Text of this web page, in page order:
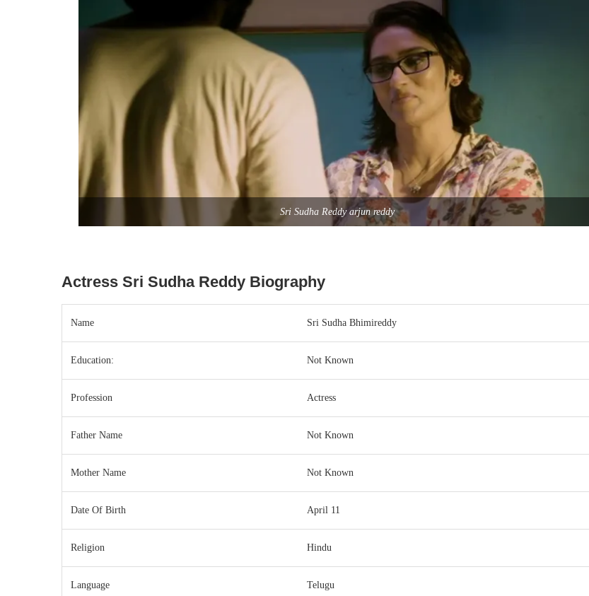
Sri Sudha Reddy arjun reddy
Actress Sri Sudha Reddy Biography
Name Sri Sudha Bhimireddy
Education: Not Known
Profession Actress
Father Name Not Known
Mother Name Not Known
Date Of Birth April 11
Religion Hindu
Language Telugu